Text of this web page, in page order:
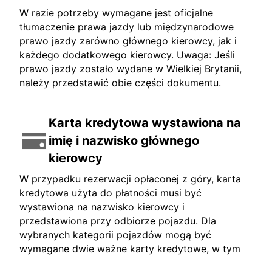
W razie potrzeby wymagane jest oficjalne
tłumaczenie prawa jazdy lub międzynarodowe
prawo jazdy zarówno głównego kierowcy, jak i
każdego dodatkowego kierowcy. Uwaga: Jeśli
prawo jazdy zostało wydane w Wielkiej Brytanii,
należy przedstawić obie części dokumentu.
Karta kredytowa wystawiona na
imię i nazwisko głównego
kierowcy
W przypadku rezerwacji opłaconej z góry, karta
kredytowa użyta do płatności musi być
wystawiona na nazwisko kierowcy i
przedstawiona przy odbiorze pojazdu. Dla
wybranych kategorii pojazdów mogą być
wymagane dwie ważne karty kredytowe, w tym